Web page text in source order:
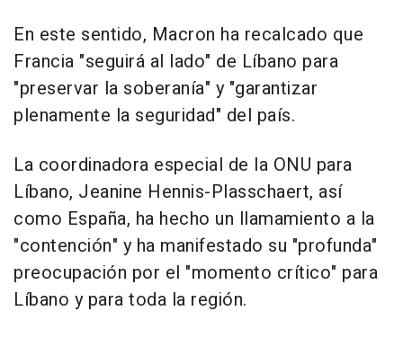
En este sentido, Macron ha recalcado que
Francia "seguirá al lado" de Líbano para
"preservar la soberanía" y "garantizar
plenamente la seguridad" del país.
La coordinadora especial de la ONU para
Líbano, Jeanine Hennis-Plasschaert, así
como España, ha hecho un llamamiento a la
"contención" y ha manifestado su "profunda"
preocupación por el "momento crítico" para
Líbano y para toda la región.